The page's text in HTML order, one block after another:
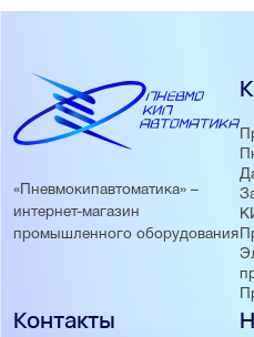
«Пневмокипавтоматика» –
интернет-магазин
промышленного оборудования
Контакты